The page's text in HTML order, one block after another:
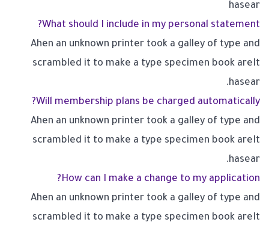
hasear
What should I include in my personal statement?
Ahen an unknown printer took a galley of type and
scrambled it to make a type specimen book areIt
hasear.
Will membership plans be charged automatically?
Ahen an unknown printer took a galley of type and
scrambled it to make a type specimen book areIt
hasear.
How can I make a change to my application?
Ahen an unknown printer took a galley of type and
scrambled it to make a type specimen book areIt